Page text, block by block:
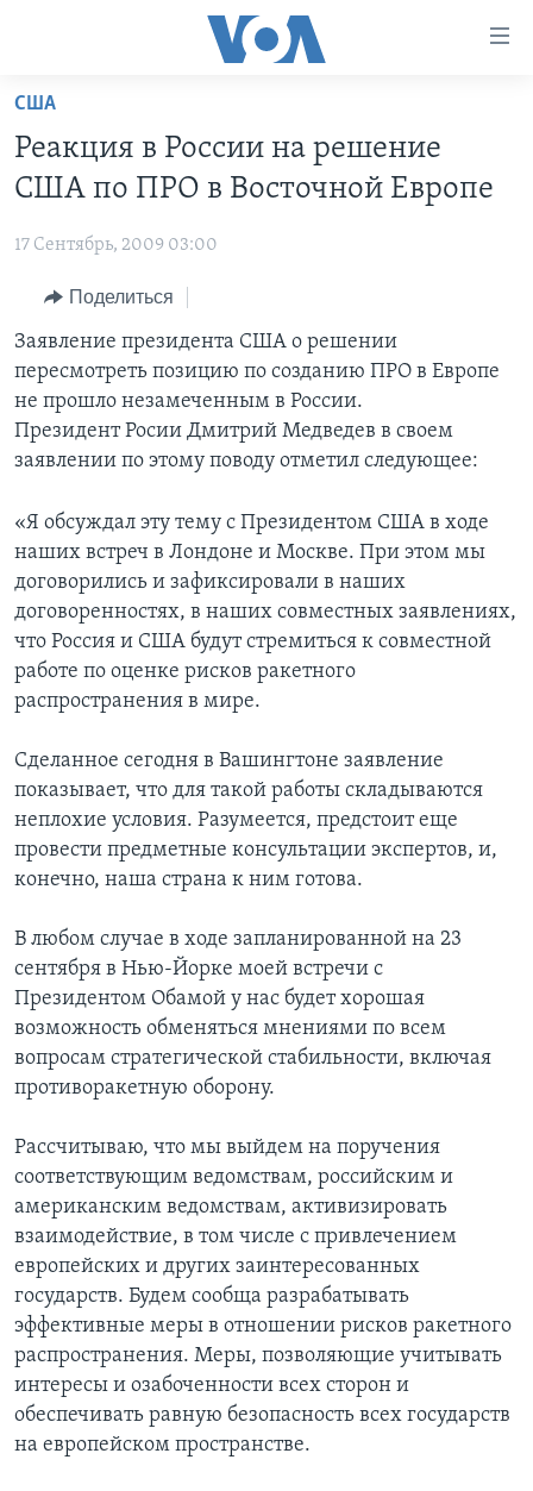
Перейти
основной
контент
навигации
Перейти
поиск
ПРОГРАММЫ
НОВОСТИ ЗА МИНУТУ
ИТОГИ
ПОЧЕМУ ЭТО ВАЖНО?
ДИСКУССИЯ VOA
ДЕТАЛИ
НЬЮ-ЙОРК NEW YORK
АМЕРИКА. БОЛЬШОЕ ПУТЕШЕСТВИЕ
УЧИМ АНГЛИЙСКИЙ
НАША АМЕРИКАНСКАЯ ИСТОРИЯ
А КАК В АМЕРИКЕ?
АРТЕФАКТЫ
АМЕРИКАНСКИЕ ГОРОДКИ
ТЕСТЫ
ЭКСПЕРТИЗА
ИНТЕРВЬЮ
ФАКТЫ ПРОТИВ ФЕЙКОВ
ЗА СВОБОДУ ПРЕССЫ
УЧИМ АНГЛИЙСКИЙ
ВИДЕО
ПОДПИСКА НА НОВОСТИ
Learning English
СОЦИАЛЬНЫЕ СЕТИ
Языки
США
Реакция в России на решение
США по ПРО в Восточной Европе
17 Сентябрь, 2009 03:00
Поделиться
Заявление президента США о решении
пересмотреть позицию по созданию ПРО в Европе
не прошло незамеченным в России.
Президент Росии Дмитрий Медведев в своем
заявлении по этому поводу отметил следующее:
«Я обсуждал эту тему с Президентом США в ходе
наших встреч в Лондоне и Москве. При этом мы
договорились и зафиксировали в наших
договоренностях, в наших совместных заявлениях,
что Россия и США будут стремиться к совместной
работе по оценке рисков ракетного
распространения в мире.
Сделанное сегодня в Вашингтоне заявление
показывает, что для такой работы складываются
неплохие условия. Разумеется, предстоит еще
провести предметные консультации экспертов, и,
конечно, наша страна к ним готова.
В любом случае в ходе запланированной на 23
сентября в Нью-Йорке моей встречи с
Президентом Обамой у нас будет хорошая
возможность обменяться мнениями по всем
вопросам стратегической стабильности, включая
противоракетную оборону.
Рассчитываю, что мы выйдем на поручения
соответствующим ведомствам, российским и
американским ведомствам, активизировать
взаимодействие, в том числе с привлечением
европейских и других заинтересованных
государств. Будем сообща разрабатывать
эффективные меры в отношении рисков ракетного
распространения. Меры, позволяющие учитывать
интересы и озабоченности всех сторон и
обеспечивать равную безопасность всех государств
на европейском пространстве.